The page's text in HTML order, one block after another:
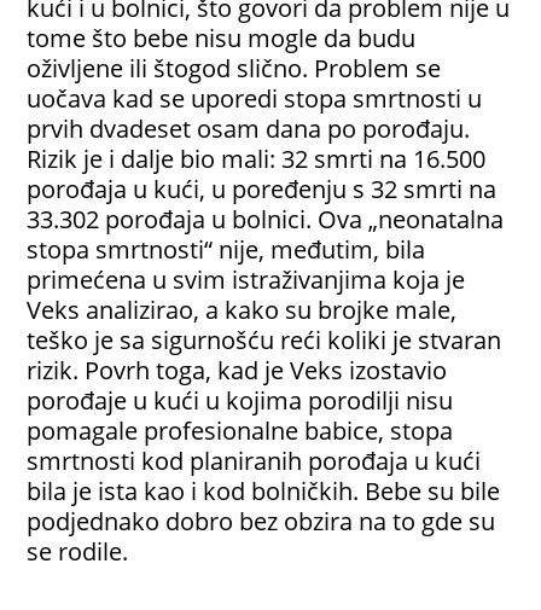
kući i u bolnici, što govori da problem nije u
tome što bebe nisu mogle da budu
oživljene ili štogod slično. Problem se
uočava kad se uporedi stopa smrtnosti u
prvih dvadeset osam dana po porođaju.
Rizik je i dalje bio mali: 32 smrti na 16.500
porođaja u kući, u poređenju s 32 smrti na
33.302 porođaja u bolnici. Ova „neonatalna
stopa smrtnosti“ nije, međutim, bila
primećena u svim istraživanjima koja je
Veks analizirao, a kako su brojke male,
teško je sa sigurnošću reći koliki je stvaran
rizik. Povrh toga, kad je Veks izostavio
porođaje u kući u kojima porodilji nisu
pomagale profesionalne babice, stopa
smrtnosti kod planiranih porođaja u kući
bila je ista kao i kod bolničkih. Bebe su bile
podjednako dobro bez obzira na to gde su
se rodile.